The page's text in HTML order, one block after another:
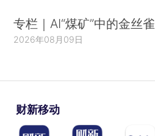
专栏｜AI“煤矿”中的金丝雀
2026年08月09日
财新移动